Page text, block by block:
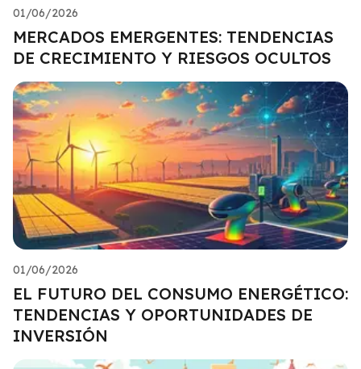
01/06/2026
MERCADOS EMERGENTES: TENDENCIAS
DE CRECIMIENTO Y RIESGOS OCULTOS
01/06/2026
EL FUTURO DEL CONSUMO ENERGÉTICO:
TENDENCIAS Y OPORTUNIDADES DE
INVERSIÓN